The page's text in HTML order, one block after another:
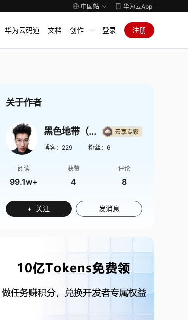
中国站 华为云App
华为云码道 文档 创作 登录 注册
关于作者
黑色地带（崛起）
博客： 229 粉丝： 6
阅读
99.1w+
获赞
4
评论
8
+ 关注 发消息